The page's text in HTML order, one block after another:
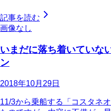
記事を読む
画像なし
いまだに落ち着いてい
ン
2018年10月29日
11/3から乗船する「コスタネ